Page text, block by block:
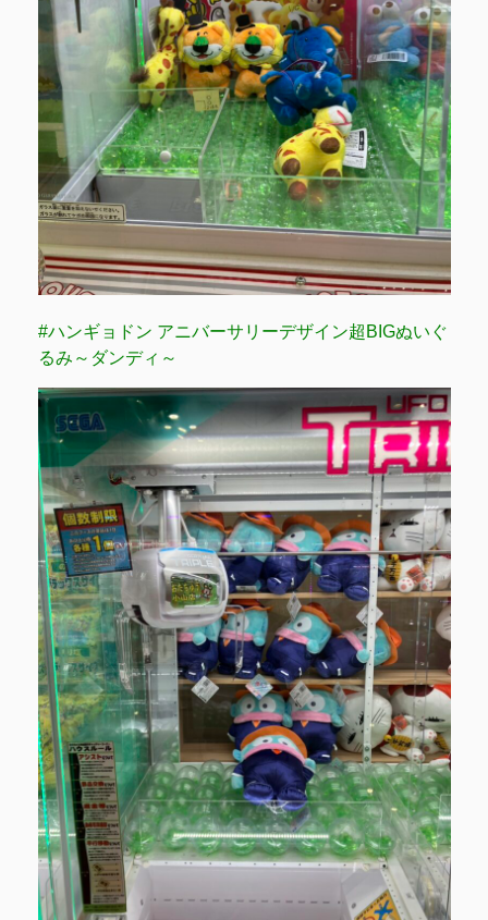
#ハンギョドン アニバーサリーデザイン超BIGぬいぐ
るみ～ダンディ～